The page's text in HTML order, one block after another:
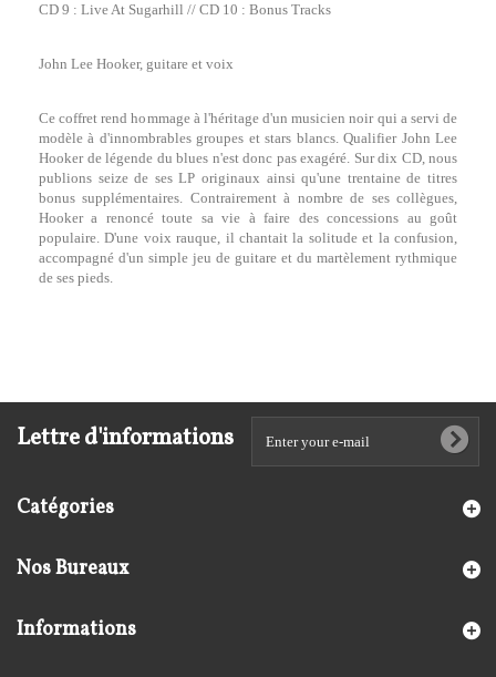
CD 9 : Live At Sugarhill // CD 10 : Bonus Tracks
John Lee Hooker, guitare et voix
Ce coffret rend hommage à l'héritage d'un musicien noir qui a servi de
modèle à d'innombrables groupes et stars blancs. Qualifier John Lee
Hooker de légende du blues n'est donc pas exagéré. Sur dix CD, nous
publions seize de ses LP originaux ainsi qu'une trentaine de titres
bonus supplémentaires. Contrairement à nombre de ses collègues,
Hooker a renoncé toute sa vie à faire des concessions au goût
populaire. D'une voix rauque, il chantait la solitude et la confusion,
accompagné d'un simple jeu de guitare et du martèlement rythmique
de ses pieds.
Lettre d'informations
Catégories
Nos Bureaux
Informations